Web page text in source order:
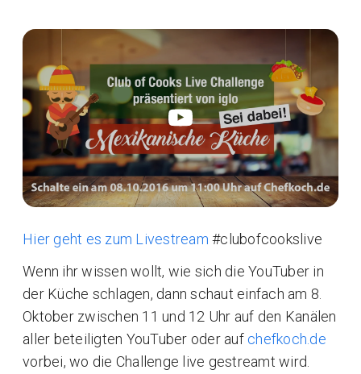
Hier geht es zum Livestream #clubofcookslive
Wenn ihr wissen wollt, wie sich die YouTuber in
der Küche schlagen, dann schaut einfach am 8.
Oktober zwischen 11 und 12 Uhr auf den Kanälen
aller beteiligten YouTuber oder auf chefkoch.de
vorbei, wo die Challenge live gestreamt wird.